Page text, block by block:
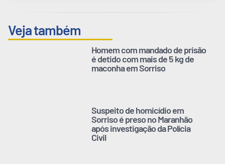
Veja também
Homem com mandado de prisão
é detido com mais de 5 kg de
maconha em Sorriso
Suspeito de homicídio em
Sorriso é preso no Maranhão
após investigação da Polícia
Civil